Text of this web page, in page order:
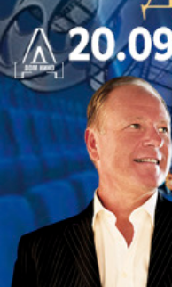
В центре
мастера Василия
партесного
многохорные
синтезировать
художественной
которые и по сей
красотой.
Музыку Василия
сочинения
Возрождения